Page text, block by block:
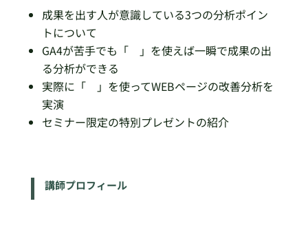
成果を出す人が意識している3つの分析ポイン
トについて
GA4が苦手でも「 」を使えば一瞬で成果の出
る分析ができる
実際に「 」を使ってWEBページの改善分析を
実演
セミナー限定の特別プレゼントの紹介
講師プロフィール